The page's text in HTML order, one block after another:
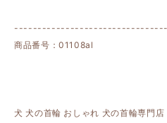
商品番号：01108al
犬 犬の首輪 おしゃれ 犬の首輪専門